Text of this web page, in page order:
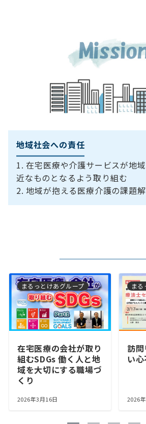
地域社会への責任
在宅医療や介護サービスが地
近なものとなるよう取り組む
地域が抱える医療介護の課題
まるっとけあグループ
在宅医療の会社が取り
組むSDGs 働く人と地
域を大切にする職場づ
くり
2026年3月16日
ま
訪
い
2026